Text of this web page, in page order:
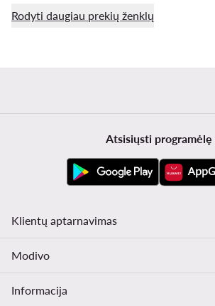
Rodyti daugiau prekių ženklų
Atsisiųsti programėlę
Klientų aptarnavimas
Modivo
Informacija